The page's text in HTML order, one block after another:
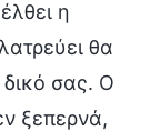
η
θα
δικό σας. Ο
ξεπερνά,